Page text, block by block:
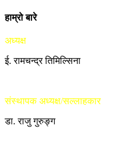
हाम्रो बारे
अध्यक्ष
ई. रामचन्द्र तिमिल्सिना
संस्थापक अध्यक्ष/सल्लाहकार
डा. राजु गुरुङ्ग